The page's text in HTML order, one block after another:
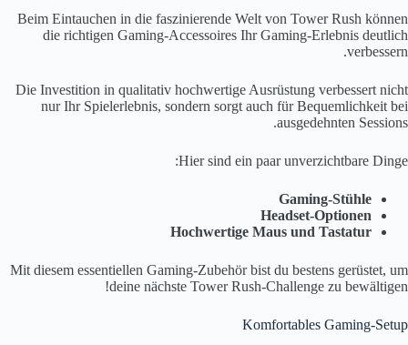
Beim Eintauchen in die faszinierende Welt von Tower Rush können
die richtigen Gaming-Accessoires Ihr Gaming-Erlebnis deutlich
verbessern.
Die Investition in qualitativ hochwertige Ausrüstung verbessert nicht
nur Ihr Spielerlebnis, sondern sorgt auch für Bequemlichkeit bei
ausgedehnten Sessions.
Hier sind ein paar unverzichtbare Dinge:
Gaming-Stühle
Headset-Optionen
Hochwertige Maus und Tastatur
Mit diesem essentiellen Gaming-Zubehör bist du bestens gerüstet, um
deine nächste Tower Rush-Challenge zu bewältigen!
Komfortables Gaming-Setup